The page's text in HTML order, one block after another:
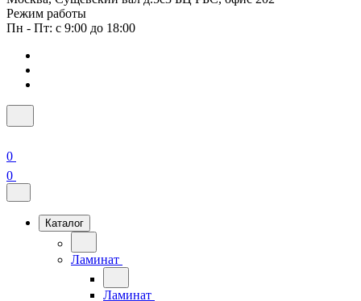
Режим работы
Пн - Пт: с 9:00 до 18:00
0
0
Каталог
Ламинат
Ламинат